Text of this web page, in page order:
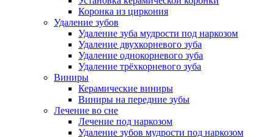
Коронка из циркония
Удаление зубов
Удаление зуба мудрости под наркозом
Удаление двухкорневого зуба
Удаление однокорневого зуба
Удаление трёхкорневого зуба
Виниры
Керамические виниры
Виниры на передние зубы
Лечение во сне
Лечение под наркозом
Удаление зубов мудрости под наркозом